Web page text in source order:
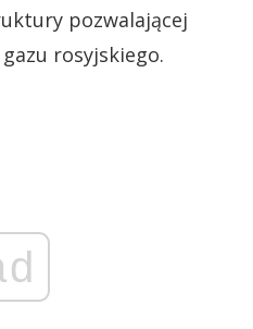
pozwalającej
rosyjskiego.